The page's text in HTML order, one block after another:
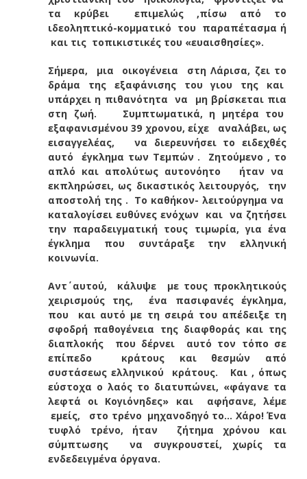
τα κρύβει επιμελώς ,πίσω από το
ιδεοληπτικό-κομματικό του παραπέτασμα ή
και τις τοπικιστικές του «ευαισθησίες».
Σήμερα, μια οικογένεια στη Λάρισα, ζει το
δράμα της εξαφάνισης του γιου της και
υπάρχει η πιθανότητα να μη βρίσκεται πια
στη ζωή. Συμπτωματικά, η μητέρα του
εξαφανισμένου 39 χρονου, είχε αναλάβει, ως
εισαγγελέας, να διερευνήσει το ειδεχθές
αυτό έγκλημα των Τεμπών . Ζητούμενο , το
απλό και απολύτως αυτονόητο ήταν να
εκπληρώσει, ως δικαστικός λειτουργός, την
αποστολή της . Το καθήκον- λειτούργημα να
καταλογίσει ευθύνες ενόχων και να ζητήσει
την παραδειγματική τους τιμωρία, για ένα
έγκλημα που συντάραξε την ελληνική
κοινωνία.
Αντ΄ αυτού, κάλυψε με τους προκλητικούς
χειρισμούς της, ένα πασιφανές έγκλημα,
που και αυτό με τη σειρά του απέδειξε τη
σφοδρή παθογένεια της διαφθοράς και της
διαπλοκής που δέρνει αυτό τον τόπο σε
επίπεδο κράτους και θεσμών από
συστάσεως ελληνικού κράτους. Και , όπως
εύστοχα ο λαός το διατυπώνει, «φάγανε τα
λεφτά οι Κογιόνηδες» και αφήσανε, λέμε
εμείς, στο τρένο μηχανοδηγό το… Χάρο! Ένα
τυφλό τρένο, ήταν ζήτημα χρόνου και
σύμπτωσης να συγκρουστεί, χωρίς τα
ενδεδειγμένα όργανα.